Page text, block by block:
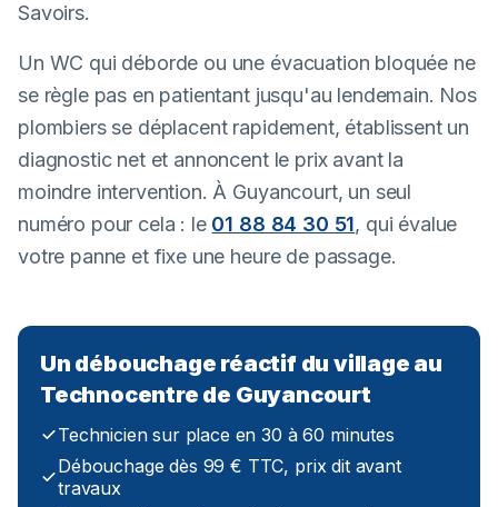
Savoirs.
Un WC qui déborde ou une évacuation bloquée ne
se règle pas en patientant jusqu'au lendemain. Nos
plombiers se déplacent rapidement, établissent un
diagnostic net et annoncent le prix avant la
moindre intervention. À Guyancourt, un seul
numéro pour cela : le 01 88 84 30 51, qui évalue
votre panne et fixe une heure de passage.
Un débouchage réactif du village au
Technocentre de Guyancourt
Technicien sur place en 30 à 60 minutes
Débouchage dès 99 € TTC, prix dit avant
travaux